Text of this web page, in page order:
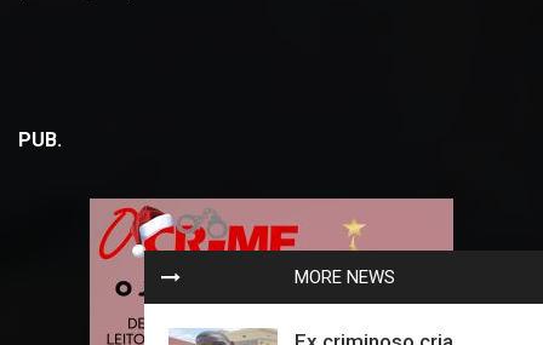
MORE NEWS
PUB.